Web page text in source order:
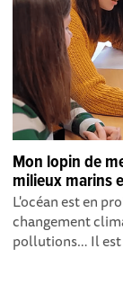
Mon lopin de
milieux marins
L'océan est en
changement
pollutions… Il est